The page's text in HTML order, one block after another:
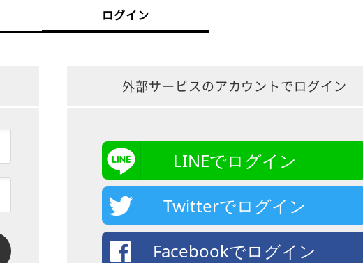
ログイン
外部サービスのアカウントでログイン
LINEでログイン
Twitterでログイン
Facebookでログイン